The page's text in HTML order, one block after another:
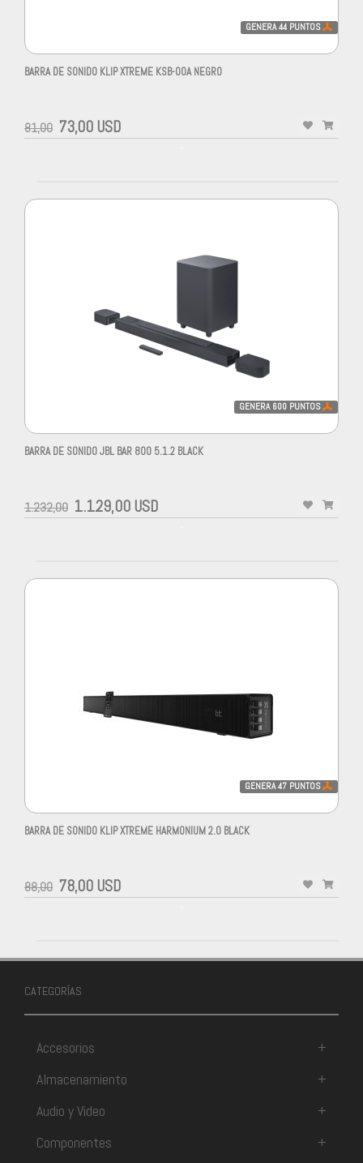
GENERA44 PUNTOS
BARRA DE SONIDO KLIP XTREME KSB-00A NEGRO
81,00 73,00 USD
GENERA 600 PUNTOS
BARRA DE SONIDO JBL BAR 800 5.1.2 BLACK
1.232,00 1.129,00 USD
GENERA47 PUNTOS
BARRA DE SONIDO KLIP XTREME HARMONIUM 2.0 BLACK
88,00 78,00 USD
CATEGORÍAS
Accesorios
+
Almacenamiento
+
Audio y Video
+
Componentes
+